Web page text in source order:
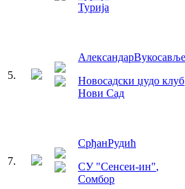
Турија
5.
Александар
Новосадски џудо клуб
Нови Сад
7.
СрђанРудић
СУ "Сенсеи-ин",
Сомбор